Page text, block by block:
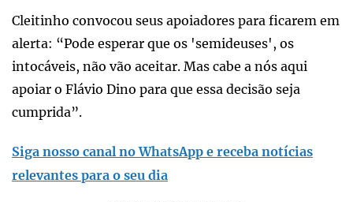
Cleitinho convocou seus apoiadores para ficarem em
alerta: “Pode esperar que os 'semideuses', os
intocáveis, não vão aceitar. Mas cabe a nós aqui
apoiar o Flávio Dino para que essa decisão seja
cumprida”.
Siga nosso canal no WhatsApp e receba notícias
relevantes para o seu dia